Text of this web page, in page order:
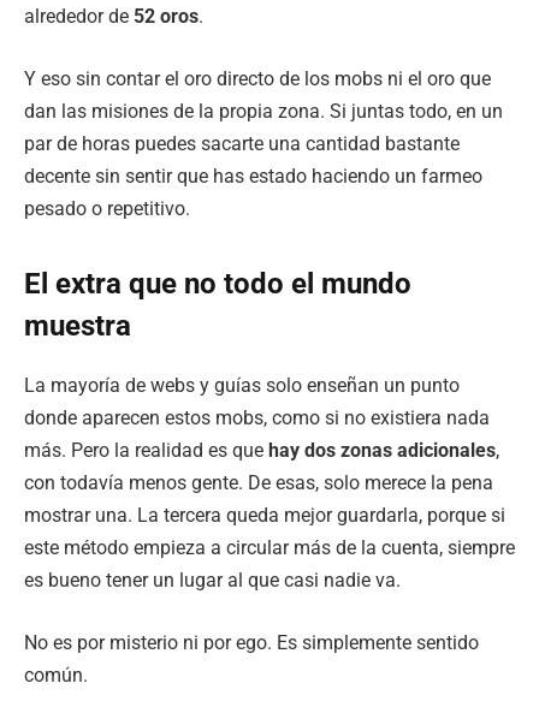
alrededor de 52 oros.
Y eso sin contar el oro directo de los mobs ni el oro que
dan las misiones de la propia zona. Si juntas todo, en un
par de horas puedes sacarte una cantidad bastante
decente sin sentir que has estado haciendo un farmeo
pesado o repetitivo.
El extra que no todo el mundo
muestra
La mayoría de webs y guías solo enseñan un punto
donde aparecen estos mobs, como si no existiera nada
más. Pero la realidad es que hay dos zonas adicionales,
con todavía menos gente. De esas, solo merece la pena
mostrar una. La tercera queda mejor guardarla, porque si
este método empieza a circular más de la cuenta, siempre
es bueno tener un lugar al que casi nadie va.
No es por misterio ni por ego. Es simplemente sentido
común.